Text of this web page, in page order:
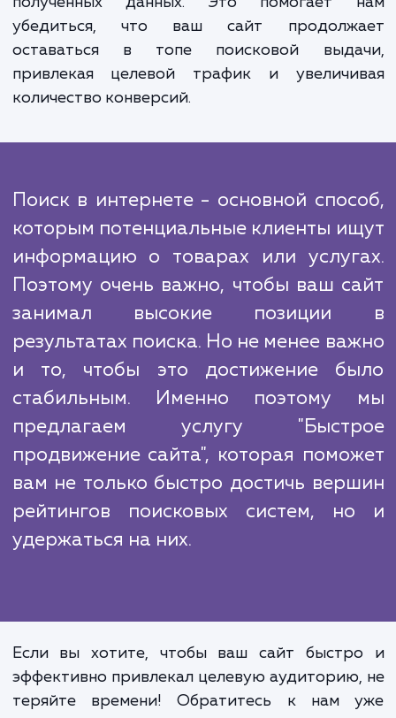
команда SEO-специалистов обладает
необходимыми навыками и опытом для
над всеми этими аспектами, чтобы
вашему сайту быстрое
продвижении сайта. Мы также
постоянный мониторинг и анализ
корректируя стратегию в
полученных данных. Это помогает
оставаться в топе поисковой
привлекая целевой трафик и
количество конверсий.
Поиск в интернете - основной
которым потенциальные клиенты
занимал высокие
результатах поиска. Но не менее
и то, чтобы это достижение